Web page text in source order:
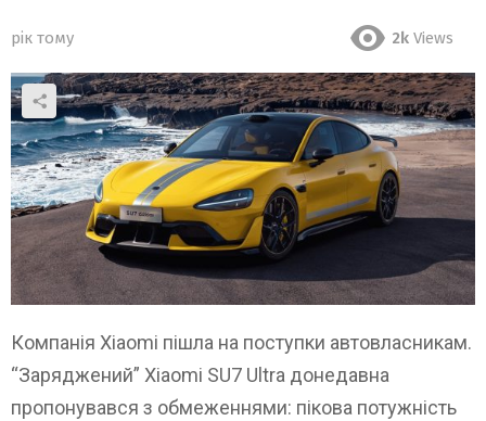
рік тому 2k Views
Компанія Xiaomi пішла на поступки автовласникам.
“Заряджений” Xiaomi SU7 Ultra донедавна
пропонувався з обмеженнями: пікова потужність